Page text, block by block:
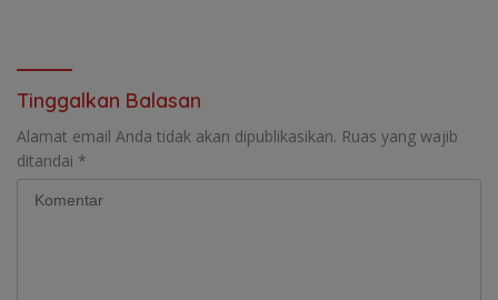
Tinggalkan Balasan
Alamat email Anda tidak akan dipublikasikan. Ruas yang wajib
ditandai *